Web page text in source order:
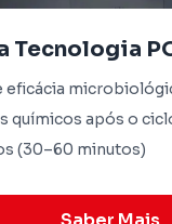
Tecnologia
eficácia
químicos após o
(30–60 minutos)
partículas
como ocorre,
e suas